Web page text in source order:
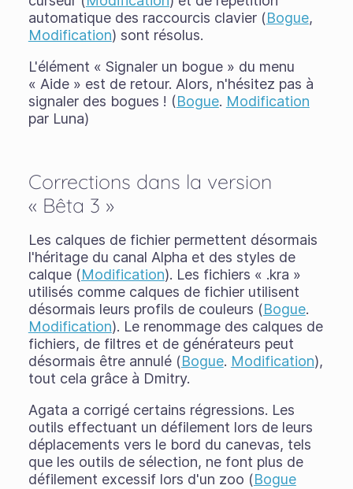
automatique des raccourcis clavier (Bogue,
Modification) sont résolus.
L'élément « Signaler un bogue » du menu
« Aide » est de retour. Alors, n'hésitez pas à
signaler des bogues ! (Bogue. Modification
par Luna)
Corrections dans la version
« Bêta 3 »
Les calques de fichier permettent désormais
l'héritage du canal Alpha et des styles de
calque (Modification). Les fichiers « .kra »
utilisés comme calques de fichier utilisent
désormais leurs profils de couleurs (Bogue.
Modification). Le renommage des calques de
fichiers, de filtres et de générateurs peut
désormais être annulé (Bogue. Modification),
tout cela grâce à Dmitry.
Agata a corrigé certains régressions. Les
outils effectuant un défilement lors de leurs
déplacements vers le bord du canevas, tels
que les outils de sélection, ne font plus de
défilement excessif lors d'un zoo (Bogue